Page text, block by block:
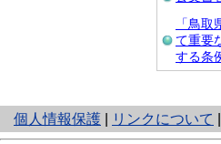
「鳥
て重要
する条
個人情報保護
と
り
リンクについて